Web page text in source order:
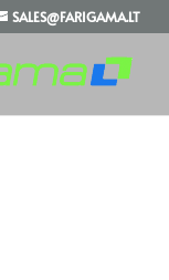
SALES@FARIGAMA.LT